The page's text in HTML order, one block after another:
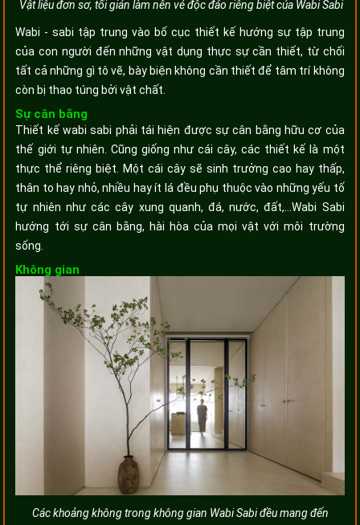
Vật liệu đơn sơ, tối giản làm nên vẻ độc đáo riêng biệt của Wabi Sabi
Wabi - sabi tập trung vào bố cục thiết kế hướng sự tập trung
của con người đến những vật dụng thực sự cần thiết, từ chối
tất cả những gì tô vẽ, bày biện không cần thiết để tâm trí không
còn bị thao túng bởi vật chất.
Sự cân bằng
Thiết kế wabi sabi phải tái hiện được sự cân bằng hữu cơ của
thế giới tự nhiên. Cũng giống như cái cây, các thiết kế là một
thực thể riêng biệt. Một cái cây sẽ sinh trưởng cao hay thấp,
thân to hay nhỏ, nhiều hay ít lá đều phụ thuộc vào những yếu tố
tự nhiên như các cây xung quanh, đá, nước, đất,…Wabi Sabi
hướng tới sự cân bằng, hài hòa của mọi vật với môi trường
sống.
Không gian
Các khoảng không trong không gian Wabi Sabi đều mang đến